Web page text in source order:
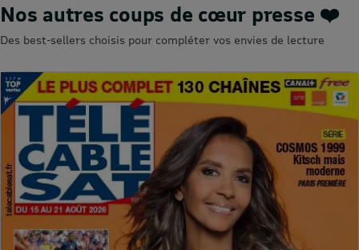
Nos autres coups de cœur presse ❤️
Des best-sellers choisis pour compléter vos envies de lecture